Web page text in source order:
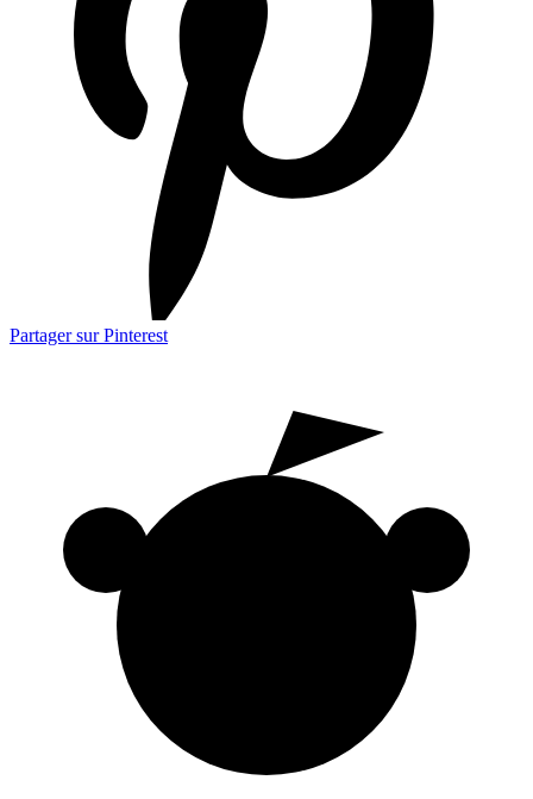
Partager sur Pinterest